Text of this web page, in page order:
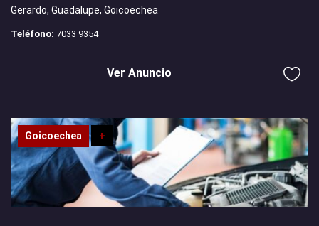
Gerardo, Guadalupe, Goicoechea
Teléfono: 7033 9354
Ver Anuncio
Goicoechea +